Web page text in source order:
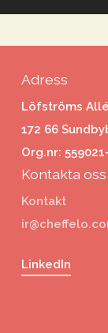
Adress
Löfströms
172 66
Org.nr:
Kontakta oss
Kontakt
LinkedIn